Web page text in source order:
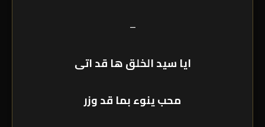
–
ايا سيد الخلق ها قد اتى
محب ينوء بما قد وزر